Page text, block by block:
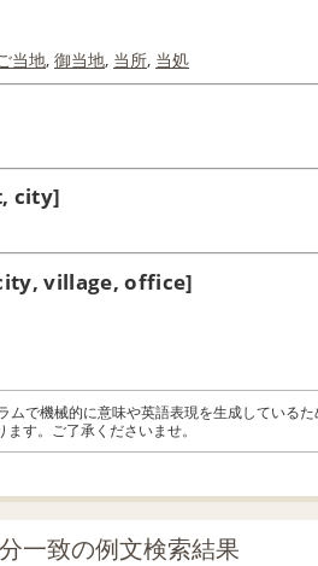
当地, 御当地, 当所, 当処
city]
village, office]
ムで機械的に意味や英語表現を生成しているた
す。ご了承くださいませ。
一致の例文検索結果